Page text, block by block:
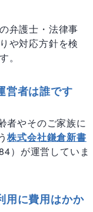
弁護士・法律事
や対応方針を検
。
営者は誰です
者やそのご家族に
株式会社鎌倉新書
）が運営していま
用に費用はかか